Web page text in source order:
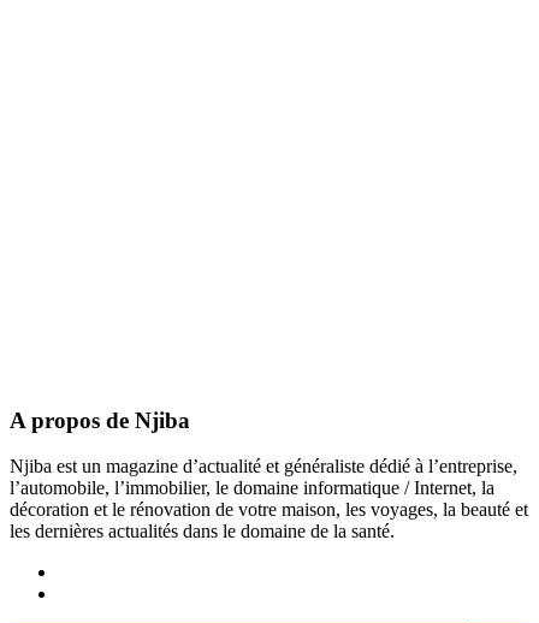
A propos de Njiba
Njiba est un magazine d’actualité et généraliste dédié à l’entreprise,
l’automobile, l’immobilier, le domaine informatique / Internet, la
décoration et le rénovation de votre maison, les voyages, la beauté et
les dernières actualités dans le domaine de la santé.